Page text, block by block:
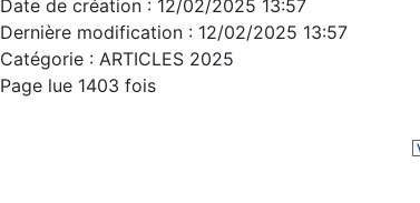
Date de création : 12/02/2025 13:57
Dernière modification : 12/02/2025 13:57
Catégorie : ARTICLES 2025
Page lue 1403 fois